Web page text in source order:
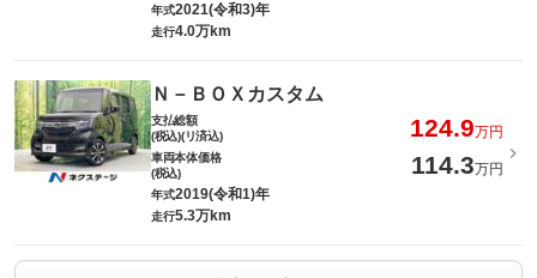
年式2021(令和3)年
走行4.0万km
Ｎ－ＢＯＸカスタム
支払総額
(税込)(リ済込)
124.9万円
車両本体価格
(税込)
114.3万円
年式2019(令和1)年
走行5.3万km